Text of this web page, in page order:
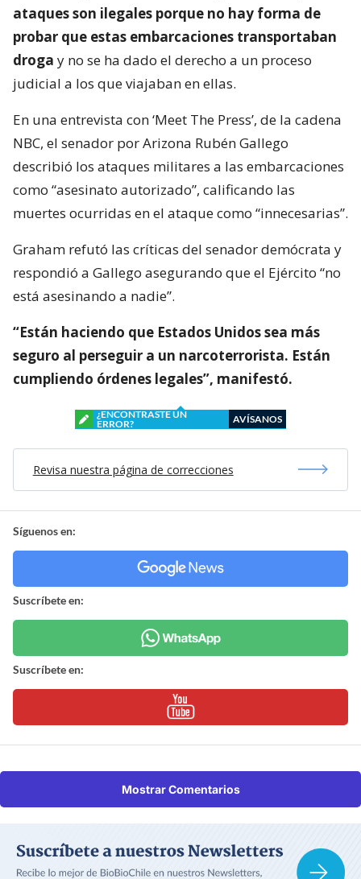
ataques son ilegales porque no hay forma de
probar que estas embarcaciones transportaban
droga y no se ha dado el derecho a un proceso
judicial a los que viajaban en ellas.
En una entrevista con ‘Meet The Press’, de la cadena
NBC, el senador por Arizona Rubén Gallego
describió los ataques militares a las embarcaciones
como “asesinato autorizado”, calificando las
muertes ocurridas en el ataque como “innecesarias”.
Graham refutó las críticas del senador demócrata y
respondió a Gallego asegurando que el Ejército “no
está asesinando a nadie”.
“Están haciendo que Estados Unidos sea más
seguro al perseguir a un narcoterrorista. Están
cumpliendo órdenes legales”, manifestó.
¿ENCONTRASTE UN
ERROR?
AVÍSANOS
Revisa nuestra página de correcciones
Síguenos en:
Suscríbete en:
Suscríbete en:
Mostrar Comentarios